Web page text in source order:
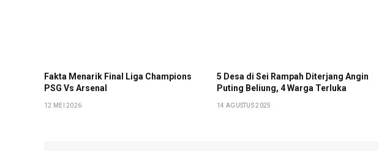
Fakta Menarik Final Liga Champions
PSG Vs Arsenal
12 MEI 2026
5 Desa di Sei Rampah Diterjang Angin
Puting Beliung, 4 Warga Terluka
14 AGUSTUS 2025